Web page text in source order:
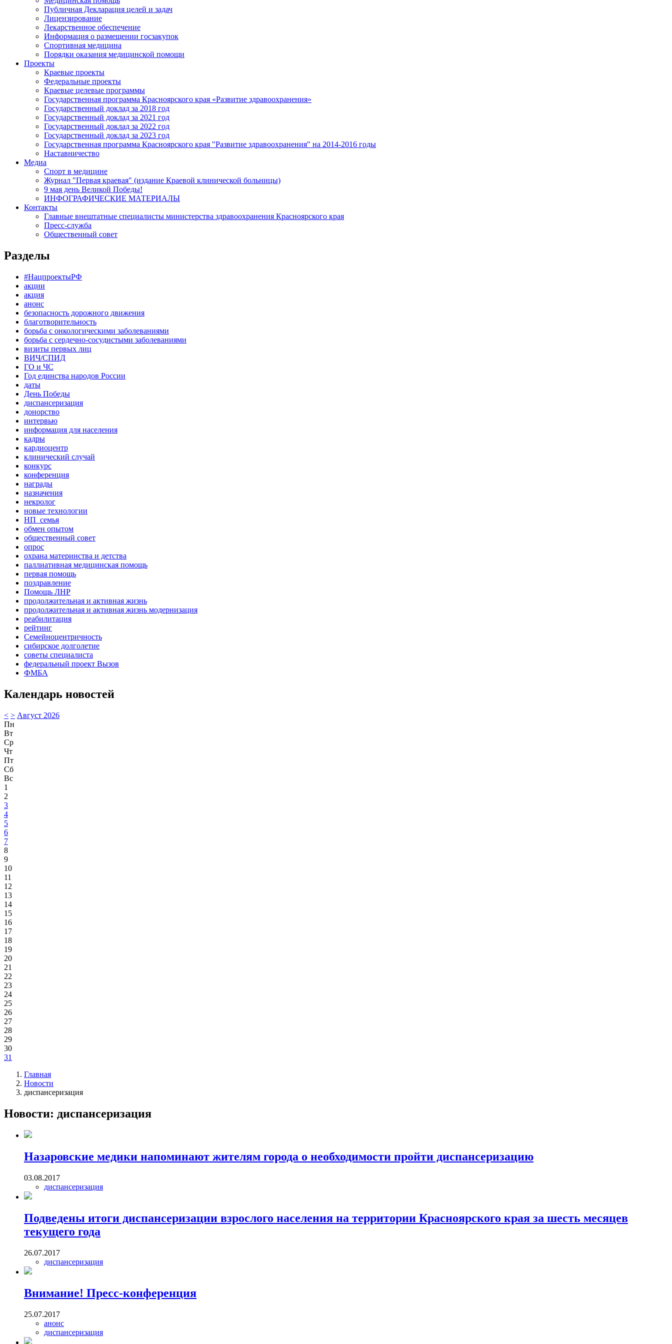
Публичная Декларация целей и задач
Лицензирование
Лекарственное обеспечение
Информация о размещении госзакупок
Спортивная медицина
Порядки оказания медицинской помощи
Проекты
Краевые проекты
Федеральные проекты
Краевые целевые программы
Государственная программа Красноярского края «Развитие здравоохранения»
Государственный доклад за 2018 год
Государственный доклад за 2021 год
Государственный доклад за 2022 год
Государственный доклад за 2023 год
Государственная программа Красноярского края "Развитие здравоохранения" на 2014-2016 годы
Наставничество
Медиа
Спорт в медицине
Журнал "Первая краевая" (издание Краевой клинической больницы)
9 мая день Великой Победы!
ИНФОГРАФИЧЕСКИЕ МАТЕРИАЛЫ
Контакты
Главные внештатные специалисты министерства здравоохранения Красноярского края
Пресс-служба
Общественный совет
Разделы
#НацпроектыРФ
акции
акция
анонс
безопасность дорожного движения
благотворительность
борьба с онкологическими заболеваниями
борьба с сердечно-сосудистыми заболеваниями
визиты первых лиц
ВИЧ/СПИД
ГО и ЧС
Год единства народов России
даты
День Победы
диспансеризация
донорство
интервью
информация для населения
кадры
кардиоцентр
клинический случай
конкурс
конференция
награды
назначения
некролог
новые технологии
НП_семья
обмен опытом
общественный совет
опрос
охрана материнства и детства
паллиативная медицинская помощь
первая помощь
поздравление
Помощь ЛНР
продолжительная и активная жизнь
продолжительная и активная жизнь модернизация
реабилитация
рейтинг
Семейноцентричность
сибирское долголетие
советы специалиста
федеральный проект Вызов
ФМБА
Календарь новостей
< > Август 2026
Пн
Вт
Ср
Чт
Пт
Сб
Вс
1
2
3
4
5
6
7
8
9
10
11
12
13
14
15
16
17
18
19
20
21
22
23
24
25
26
27
28
29
30
31
Главная
Новости
диспансеризация
Новости: диспансеризация
Назаровские медики напоминают жителям города о необходимости пройти диспансеризацию
03.08.2017
диспансеризация
Подведены итоги диспансеризации взрослого населения на территории Красноярского края за шесть месяцев
текущего года
26.07.2017
диспансеризация
Внимание! Пресс-конференция
25.07.2017
анонс
диспансеризация